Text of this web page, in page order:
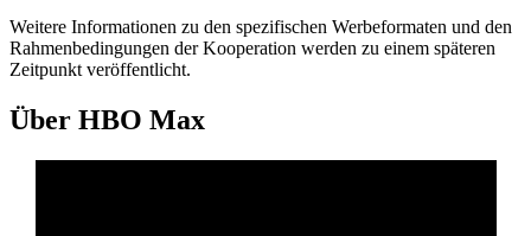
Weitere Informationen zu den spezifischen Werbeformaten und den
Rahmenbedingungen der Kooperation werden zu einem späteren
Zeitpunkt veröffentlicht.
Über HBO Max